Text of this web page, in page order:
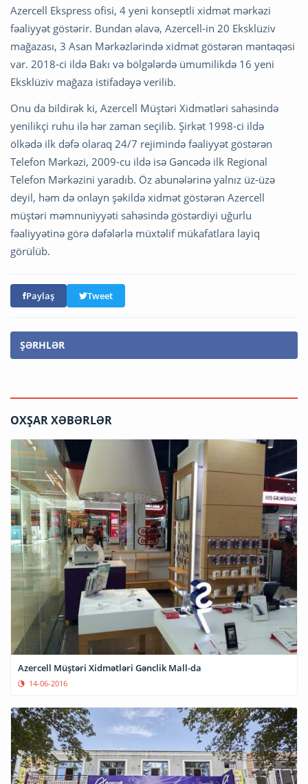
Azercell Ekspress ofisi, 4 yeni konseptli xidmət mərkəzi
fəaliyyət göstərir. Bundan əlavə, Azercell-in 20 Eksklüziv
mağazası, 3 Asan Mərkəzlərində xidmət göstərən məntəqəsi
var. 2018-ci ildə Bakı və bölgələrdə ümumilikdə 16 yeni
Eksklüziv mağaza istifadəyə verilib.
Onu da bildirək ki, Azercell Müştəri Xidmətləri sahəsində
yenilikçi ruhu ilə hər zaman seçilib. Şirkət 1998-ci ildə
ölkədə ilk dəfə olaraq 24/7 rejimində fəaliyyət göstərən
Telefon Mərkəzi, 2009-cu ildə isə Gəncədə ilk Regional
Telefon Mərkəzini yaradıb. Öz abunələrinə yalnız üz-üzə
deyil, həm də onlayn şəkildə xidmət göstərən Azercell
müştəri məmnuniyyəti sahəsində göstərdiyi uğurlu
fəaliyyətinə görə dəfələrlə müxtəlif mükafatlara layiq
görülüb.
Paylaş Tweet
ŞƏRHLƏR
OXŞAR XƏBƏRLƏR
Azercell Müştəri Xidmətləri Gənclik Mall-da
14-06-2016